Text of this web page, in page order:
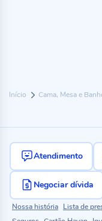
Início Cama, Mesa e
Atendimento
Negociar dívida
Nossa história Lista de